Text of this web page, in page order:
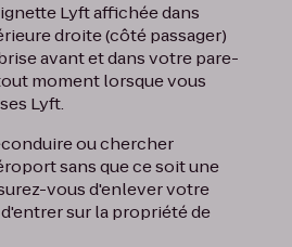
Lyft affichée dans
droite (côté passager)
avant et dans votre pare-
moment lorsque vous
Lyft.
ou chercher
sans que ce soit une
vous d'enlever votre
sur la propriété de